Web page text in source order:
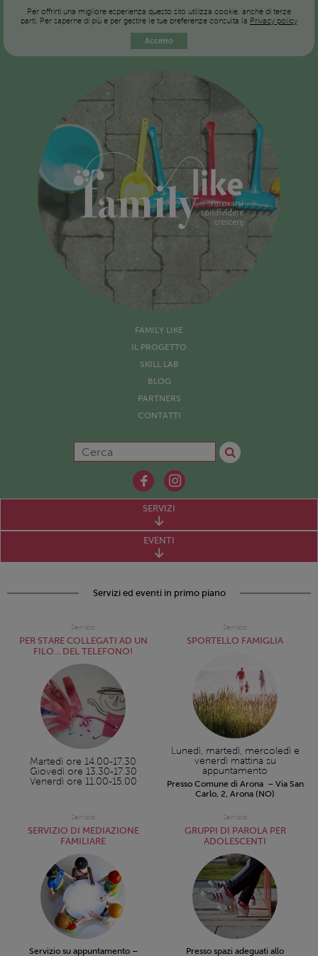
Per offrirti una migliore esperienza questo sito utilizza cookie, anche di terze
parti. Per saperne di più e per gestire le tue preferenze consulta la Privacy policy
Accetto
FAMILY LIKE
IL PROGETTO
SKILL LAB
BLOG
PARTNERS
CONTATTI
SERVIZI
EVENTI
Servizi ed eventi in primo piano
Servizio
PER STARE COLLEGATI AD UN
FILO... DEL TELEFONO!
Martedì ore 14.00-17.30
Giovedì ore 13.30-17.30
Venerdì ore 11.00-15.00
Servizio
SPORTELLO FAMIGLIA
Lunedì, martedì, mercoledì e
venerdì mattina su
appuntamento
Presso Comune di Arona – Via San
Carlo, 2, Arona (NO)
Servizio
SERVIZIO DI MEDIAZIONE
FAMILIARE
Servizio su appuntamento –
Servizio
GRUPPI DI PAROLA PER
ADOLESCENTI
Presso spazi adeguati allo